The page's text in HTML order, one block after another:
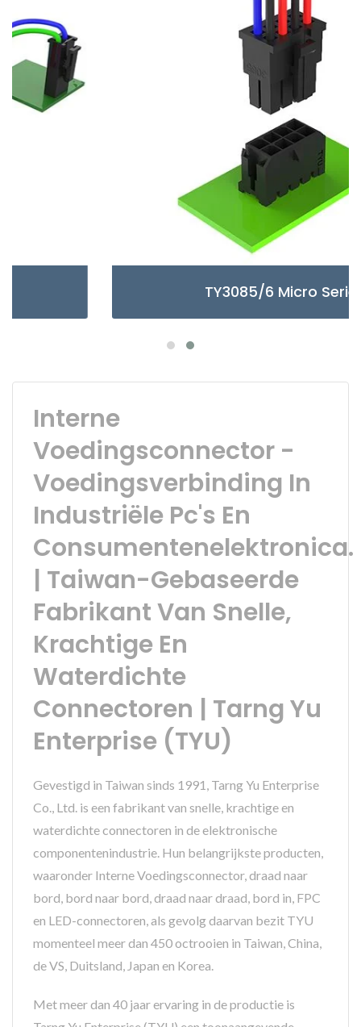
TY3085/6 Micro Serie
Interne
Voedingsconnector -
Voedingsverbinding In
Industriële Pc's En
Consumentenelektronica.
| Taiwan-Gebaseerde
Fabrikant Van Snelle,
Krachtige En
Waterdichte
Connectoren | Tarng Yu
Enterprise (TYU)
Gevestigd in Taiwan sinds 1991, Tarng Yu Enterprise
Co., Ltd. is een fabrikant van snelle, krachtige en
waterdichte connectoren in de elektronische
componentenindustrie. Hun belangrijkste producten,
waaronder Interne Voedingsconnector, draad naar
bord, bord naar bord, draad naar draad, bord in, FPC
en LED-connectoren, als gevolg daarvan bezit TYU
momenteel meer dan 450 octrooien in Taiwan, China,
de VS, Duitsland, Japan en Korea.
Met meer dan 40 jaar ervaring in de productie is